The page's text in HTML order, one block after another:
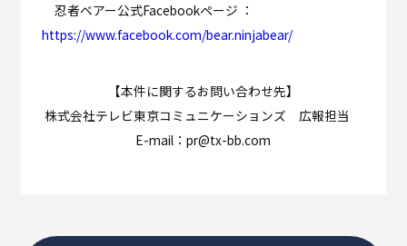
忍者ベアー公式Facebookページ ：
https://www.facebook.com/bear.ninjabear/
【本件に関するお問い合わせ先】
株式会社テレビ東京コミュニケーションズ 広報担当
E-mail：pr@tx-bb.com